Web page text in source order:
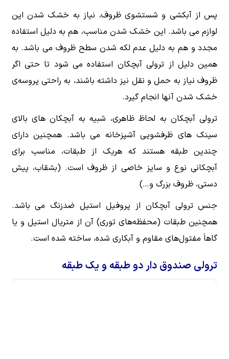
پس از آبکشی و شستشوی ظروف، نیاز به خشک شدن این
لوازم می باشد. این خشک شدن مناسب، هم به دلیل استفاده
مجدد و هم به دلیل عدم لکه شدن سطح ظروف می باشد. به
همین دلیل از ترولی آبچکان استفاده می شود تا حتی اگر
ظروف نیاز به حمل و نقل نیز داشته باشند، به راحتی پروسه‌ی
خشک شدن آنها انجام گیرد.
ترولی آبچکان به لحاظ ظاهری، شبیه به آبچکان های بالای
سینک های ظرفشویی آشپزخانه می باشد. همچنین دارای
چندین طبقه هستند که هریک از طبقات، مناسب برای
آبچکانی نوع و سایز خاصی از ظروف است. (بشقاب، پیش
دستی، ظروف بزرگ و…)
جنس ترولی آبچکان از پروفیل استیل ضدزنگ می باشد.
همچنین طبقات (محفظه‌های توری) آن از متریال استیل و یا
گاهاَ مفتول‌های مقاوم و آبکاری شده، ساخته شده است.
ترولی صندوق دار دو طبقه و یک طبقه